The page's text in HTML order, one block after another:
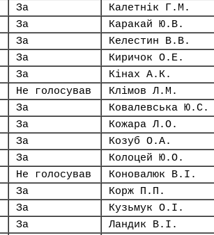
За Калетнік Г.М.
За Каракай Ю.В.
За Келестин В.В.
За Киричок О.Е.
За Кінах А.К.
Не голосував Клімов Л.М.
За Ковалевська Ю.С.
За Кожара Л.О.
За Козуб О.А.
За Колоцей Ю.О.
Не голосував Коновалюк В.І.
За Корж П.П.
За Кузьмук О.І.
За Ландик В.І.